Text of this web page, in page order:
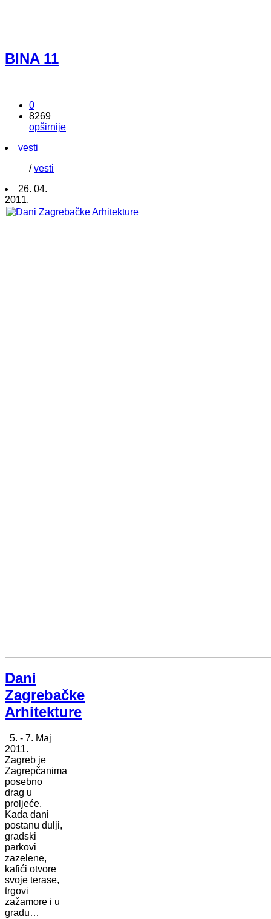
BINA 11
0
8269
opširnije
vesti
/vesti
26. 04.
2011.
Dani
Zagrebačke
Arhitekture
5. - 7. Maj
2011.
Zagreb je
Zagrepčanima
posebno
drag u
proljeće.
Kada dani
postanu dulji,
gradski
parkovi
zazelene,
kafići otvore
svoje terase,
trgovi
zažamore i u
gradu…